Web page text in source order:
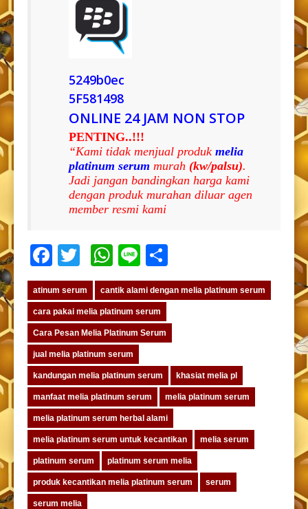
5249b0ec
5F581498
ONLINE 24 JAM NON STOP
PENTING..!!!
“Kami tidak menjual produk melia
platinum serum murah (kw/palsu).
Jadi jangan bandingkan harga kami
dengan produk murahan diluar agen
member resmi kami
Facebook
TwitterWhatsApp
Line
atinum serum cantik alami dengan melia platinum serum
cara pakai melia platinum serum
Cara Pesan Melia Platinum Serum
jual melia platinum serum
kandungan melia platinum serum khasiat melia pl
manfaat melia platinum serum melia platinum serum
melia platinum serum herbal alami
melia platinum serum untuk kecantikan melia serum
platinum serum platinum serum melia
produk kecantikan melia platinum serum serum
serum melia